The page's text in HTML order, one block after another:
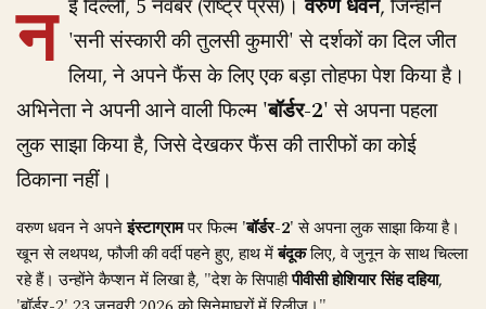
न ई दिल्ली, 5 नवंबर (राष्ट्र प्रेस)।वरुण धवन, जिन्होंने
'सनी संस्कारी की तुलसी कुमारी' से दर्शकों का दिल जीत
लिया, ने अपने फैंस के लिए एक बड़ा तोहफा पेश किया है।
अभिनेता ने अपनी आने वाली फिल्म 'बॉर्डर-2'से अपना पहला
लुक साझा किया है, जिसे देखकर फैंस की तारीफों का कोई
ठिकाना नहीं।
वरुण धवन ने अपनेइंस्टाग्रामपर फिल्म 'बॉर्डर-2'से अपना लुक साझा किया है।
खून से लथपथ, फौजी की वर्दी पहने हुए, हाथ मेंबंदूकलिए, वे जुनून के साथ चिल्ला
रहे हैं। उन्होंने कैप्शन में लिखा है, "देश के सिपाहीपीवीसी होशियार सिंह दहिया,